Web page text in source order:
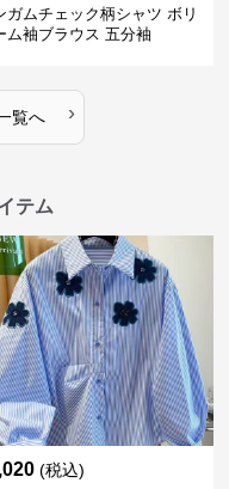
ガムチェック柄シャツ ボリ
ム袖ブラウス 五分袖
覧へ ›
テム
(税込)